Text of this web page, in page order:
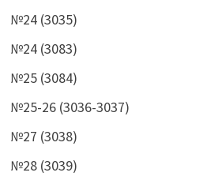
№24 (3035)
№24 (3083)
№25 (3084)
№25-26 (3036-3037)
№27 (3038)
№28 (3039)